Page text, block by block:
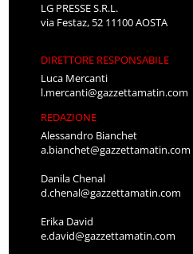
LG PRESSE S.R.L.
via Festaz, 52 11100 AOSTA
DIRETTORE RESPONSABILE
Luca Mercanti
l.mercanti@gazzettamatin.com
REDAZIONE
Alessandro Bianchet
a.bianchet@gazzettamatin.com
Danila Chenal
d.chenal@gazzettamatin.com
Erika David
e.david@gazzettamatin.com